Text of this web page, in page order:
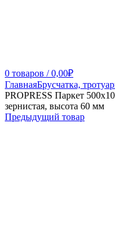
0 товаров / 0,00₽
ГлавнаяБрусчатка,
PROPRESS Паркет
зернистая, высота 60 мм
Предыдущий товар